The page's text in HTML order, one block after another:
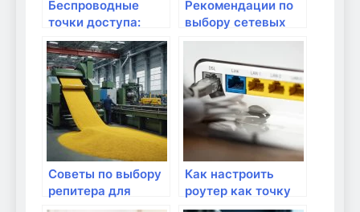
Беспроводные
точки доступа:
расширение зоны
покрытия Wi-Fi
Рекомендации по
выбору сетевых
кабелей для дома
Советы по выбору
репитера для
улучшения Wi-Fi
Как настроить
роутер как точку
доступа